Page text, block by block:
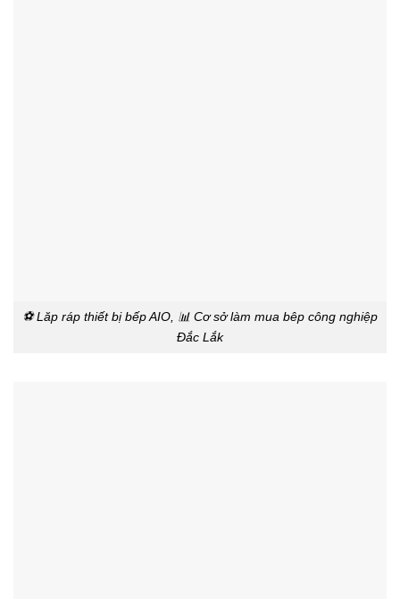
⚽ Lăp ráp thiết bị bếp AIO, 📊 Cơ sở làm mua bêp công nghiệp
Đắc Lắk